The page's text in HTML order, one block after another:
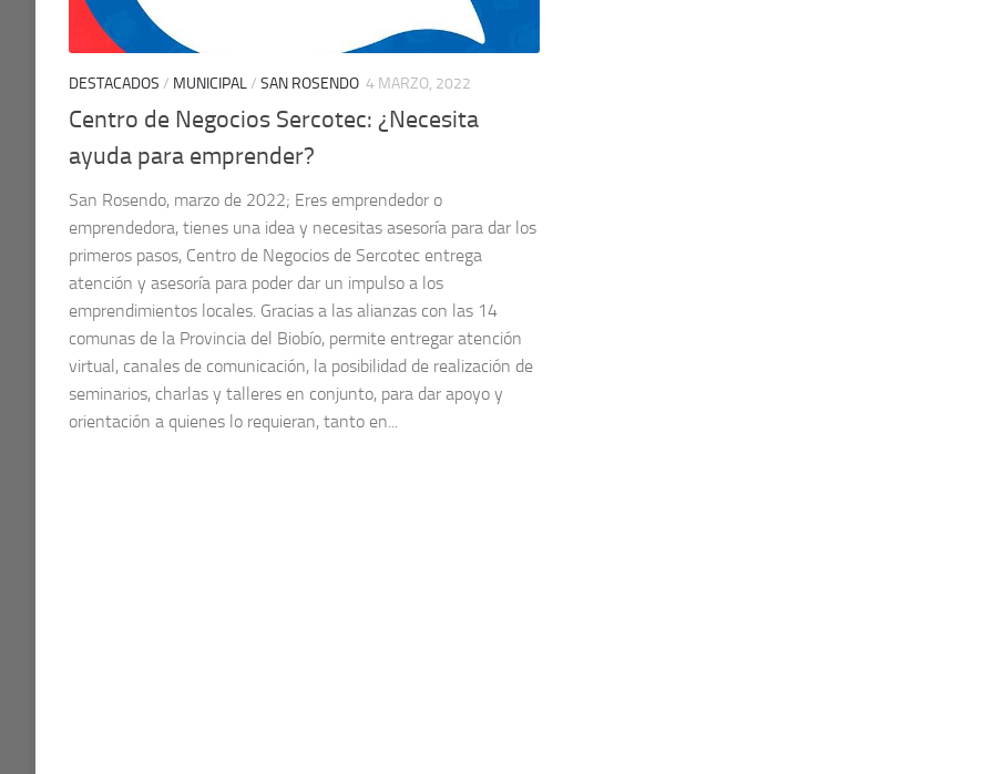
DESTACADOS / MUNICIPAL/ SAN ROSENDO 4 MARZO, 2022
Centro de Negocios Sercotec: ¿Necesita
ayuda para emprender?
San Rosendo, marzo de 2022; Eres emprendedor o
emprendedora, tienes una idea y necesitas asesoría para dar los
primeros pasos, Centro de Negocios de Sercotec entrega
atención y asesoría para poder dar un impulso a los
emprendimientos locales. Gracias a las alianzas con las 14
comunas de la Provincia del Biobío, permite entregar atención
virtual, canales de comunicación, la posibilidad de realización de
seminarios, charlas y talleres en conjunto, para dar apoyo y
orientación a quienes lo requieran, tanto en...